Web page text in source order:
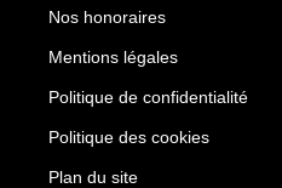
Nos honoraires
Mentions légales
Politique de confidentialité
Politique des cookies
Plan du site